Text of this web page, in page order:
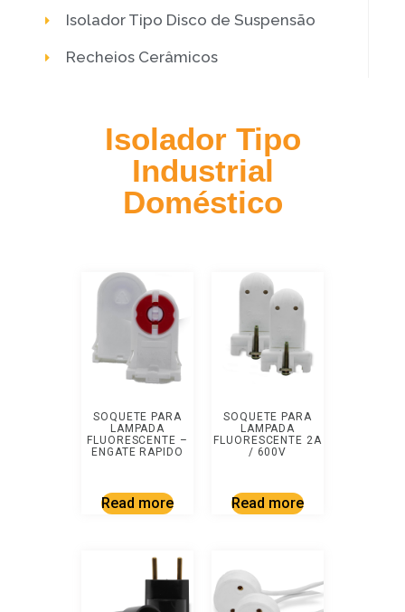
Isolador Tipo Disco de Suspensão
Recheios Cerâmicos
Isolador Tipo
Industrial
Doméstico
SOQUETE PARA
LAMPADA
FLUORESCENTE –
ENGATE RAPIDO
Read more
SOQUETE PARA
LAMPADA
FLUORESCENTE 2A
/ 600V
Read more